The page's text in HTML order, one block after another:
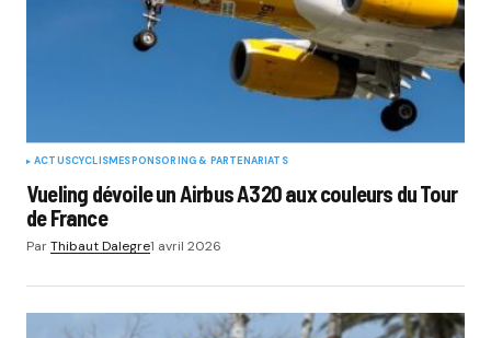
ACTUSCYCLISMESPONSORING & PARTENARIATS
Vueling dévoile un Airbus A320 aux couleurs du Tour
de France
ParThibaut Dalegre1 avril 2026